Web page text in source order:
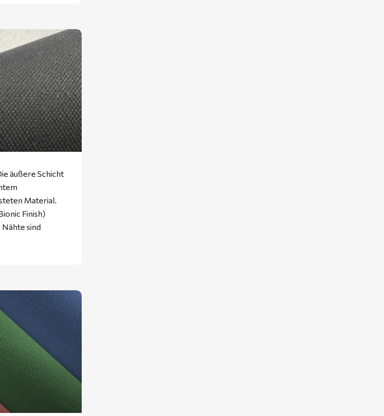
äußere Schicht
Material.
Finish)
sind